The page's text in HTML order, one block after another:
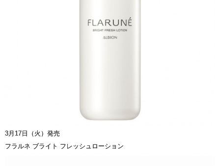
3月17日（火）発売
フラルネ ブライト フレッシュローション